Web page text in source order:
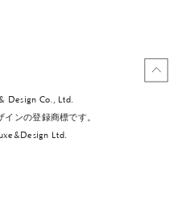
Design Co., Ltd.
ンの登録商標です。
Ltd.